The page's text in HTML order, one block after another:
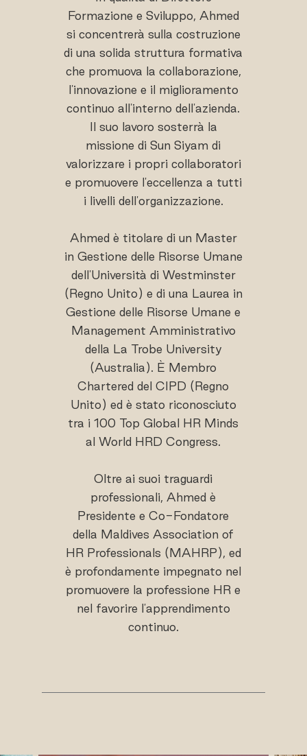
Formazione e Sviluppo, Ahmed
si concentrerà sulla costruzione
di una solida struttura formativa
che promuova la collaborazione,
l'innovazione e il miglioramento
continuo all'interno dell'azienda.
Il suo lavoro sosterrà la
missione di Sun Siyam di
valorizzare i propri collaboratori
e promuovere l'eccellenza a tutti
i livelli dell'organizzazione.
Ahmed è titolare di un Master
in Gestione delle Risorse Umane
dell'Università di Westminster
(Regno Unito) e di una Laurea in
Gestione delle Risorse Umane e
Management Amministrativo
della La Trobe University
(Australia). È Membro
Chartered del CIPD (Regno
Unito) ed è stato riconosciuto
tra i 100 Top Global HR Minds
al World HRD Congress.
Oltre ai suoi traguardi
professionali, Ahmed è
Presidente e Co-Fondatore
della Maldives Association of
HR Professionals (MAHRP), ed
è profondamente impegnato nel
promuovere la professione HR e
nel favorire l'apprendimento
continuo.